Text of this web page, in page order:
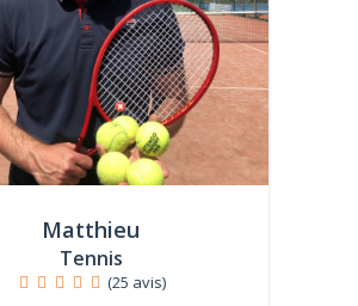
Matthieu
Tennis
(25 avis)